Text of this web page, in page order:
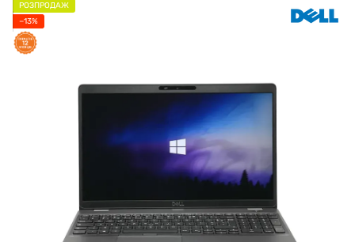
РОЗПРОДАЖ
−13%